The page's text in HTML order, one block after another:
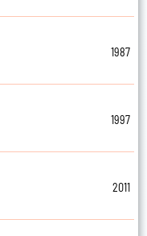
1987
1997
2011